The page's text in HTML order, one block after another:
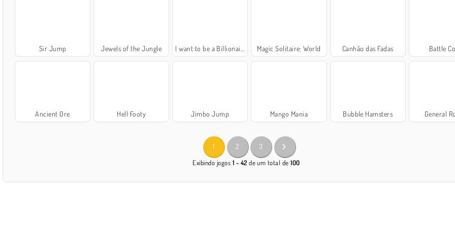
Sir Jump Jewels of the Jungle I want to be a Billionaire 2 Magic Solitaire: World Canhão das Fadas Battle
Ancient Ore Hell Footy Jimbo Jump Mango Mania Bubble Hamsters General
1 2 3
Exibindo jogos 1 - 42 de um total de100